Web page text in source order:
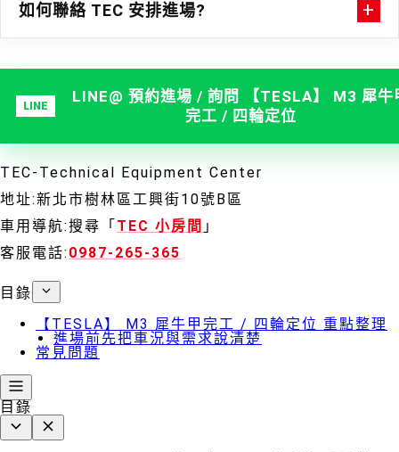
如何聯絡 TEC 安排進場?
LINE@ 預約進場 / 詢問 【TESLA】 M3 犀牛
完工 / 四輪定位
TEC-Technical Equipment Center
地址:新北市樹林區工興街10號B區
車用導航:搜尋「 TEC 小房間 」
客服電話: 0987-265-365
目錄
【TESLA】 M3 犀牛甲完工 / 四輪定位 重點整理
進場前先把車況與需求說清楚
常見問題
目錄